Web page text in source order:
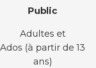
Public
Adultes et
Ados (à partir de 13
ans)